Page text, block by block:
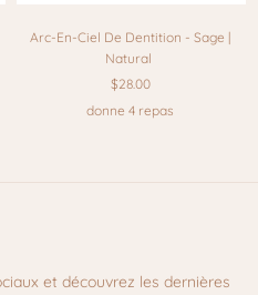
Arc-En-Ciel De Dentition - Sage |
Natural
$28.00
donne 4 repas
et découvrez les dernières